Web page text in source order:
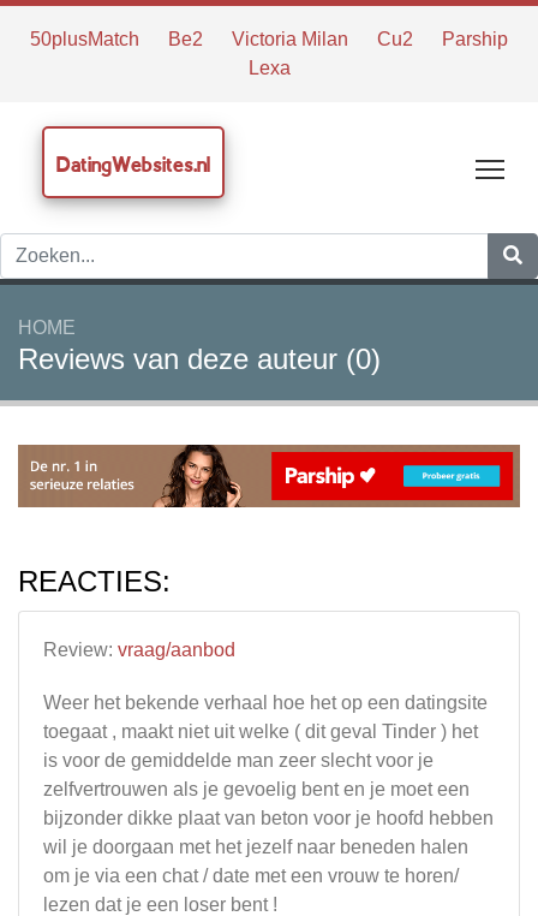
50plusMatch Be2 Victoria Milan Cu2
Parship
Lexa
DatingWebsites.nl
HOME
Reviews van deze auteur (0)
REACTIES:
Review: vraag/aanbod
Weer het bekende verhaal hoe het op een datingsite
toegaat , maakt niet uit welke ( dit geval Tinder ) het
is voor de gemiddelde man zeer slecht voor je
zelfvertrouwen als je gevoelig bent en je moet een
bijzonder dikke plaat van beton voor je hoofd hebben
wil je doorgaan met het jezelf naar beneden halen
om je via een chat / date met een vrouw te horen/
lezen dat je een loser bent !